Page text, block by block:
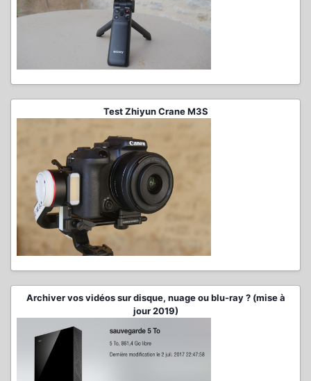
Test Zhiyun Crane M3S
Archiver vos vidéos sur disque, nuage ou blu-ray ? (mise à
jour 2019)